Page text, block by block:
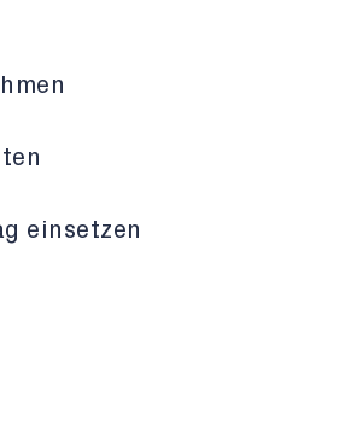
einsetzen